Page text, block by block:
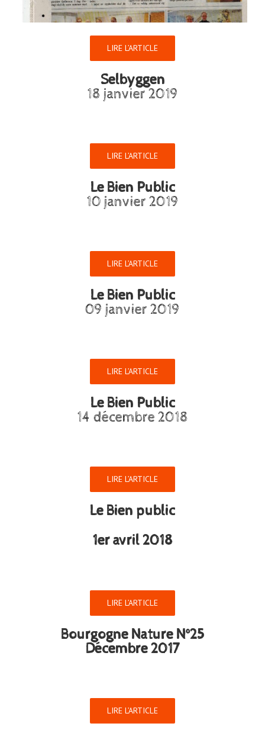
LIRE L’ARTICLE
Selbyggen
18 janvier 2019
LIRE L’ARTICLE
Le Bien Public
10 janvier 2019
LIRE L’ARTICLE
Le Bien Public
09 janvier 2019
LIRE L’ARTICLE
Le Bien Public
14 décembre 2018
LIRE L’ARTICLE
Le Bien public
1er avril 2018
LIRE L’ARTICLE
Bourgogne Nature N°25
Décembre 2017
LIRE L’ARTICLE